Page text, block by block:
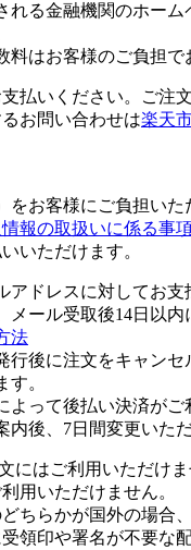
れる金融機関のホー
はお客様のご負担で
払いください。ご注
お問い合わせは楽天
をお客様にご負担いた
報の取扱いに係る事
いただけます。
アドレスに対してお
メール受取後14日以内
法
行後に注文をキャン
。
よって後払い決済が
内後、7日間変更いた
にはご利用いただけま
用いただけません。
ちらかが国外の場合
領印や署名が不要な